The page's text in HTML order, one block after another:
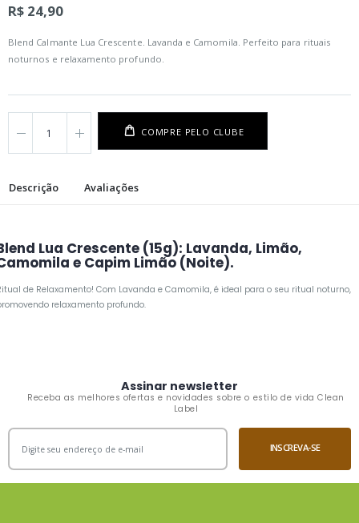
R$ 24,90
Blend Calmante Lua Crescente. Lavanda e Camomila. Perfeito para rituais
noturnos e relaxamento profundo.
COMPRE PELO CLUBE
Descrição Avaliações
Lua Crescente (15g): Lavanda, Limão,
e Capim Limão (Noite).
de Relaxamento! Com Lavanda e Camomila, é ideal para o seu ritual noturno,
relaxamento profundo.
Assinar newsletter
Receba as melhores ofertas e novidades sobre o estilo de vida Clean
Label
INSCREVA-SE